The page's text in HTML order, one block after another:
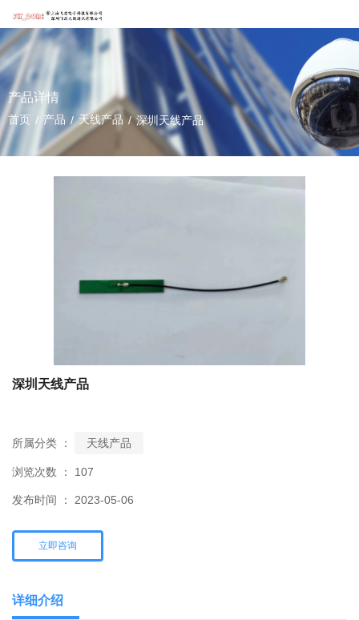
产品详情
首页 / 产品 /天线产品 /深圳天线产品
深圳天线产品
所属分类 ： 天线产品
浏览次数 ： 107
发布时间 ： 2023-05-06
立即咨询
详细介绍